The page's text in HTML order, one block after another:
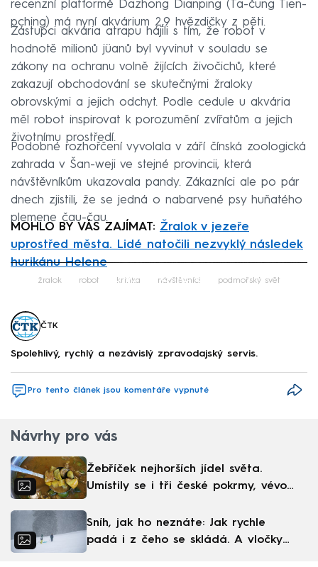
recenzní platformě Dazhong Dianping (Ta-čung Tien-
pching) má nyní akvárium 2,9 hvězdičky z pěti.
Zástupci akvária atrapu hájili s tím, že robot v
hodnotě milionů jüanů byl vyvinut v souladu se
zákony na ochranu volně žijících živočichů, které
zakazují obchodování se skutečnými žraloky
obrovskými a jejich odchyt. Podle cedule u akvária
měl robot inspirovat k porozumění zvířatům a jejich
životnímu prostředí.
Podobné rozhořčení vyvolala v září čínská zoologická
zahrada v Šan-weji ve stejné provincii, která
návštěvníkům ukazovala pandy. Zákazníci ale po pár
dnech zjistili, že se jedná o nabarvené psy huňatého
plemene čau-čau.
MOHLO BY VÁS ZAJÍMAT: Žralok v jezeře
uprostřed města. Lidé natočili nezvyklý následek
hurikánu Helene
Failed to fetch
žralok robot kritika návštěvníci podmořský svět
ČTK
Spolehlivý, rychlý a nezávislý zpravodajský servis.
Pro tento článek jsou komentáře vypnuté
Návrhy pro vás
Žebříček nejhorších jídel světa.
Umístily se i tři české pokrmy, vévodí
Sníh, jak ho neznáte: Jak rychle
padá i z čeho se skládá. A vločky